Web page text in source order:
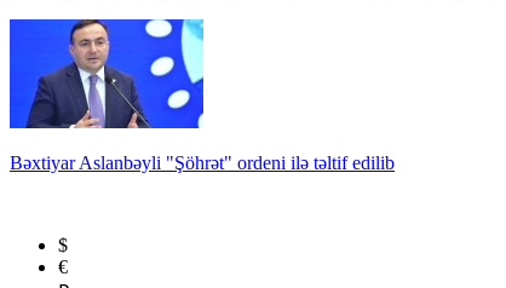
Bəxtiyar Aslanbəyli "Şöhrət" ordeni ilə təltif edilib
$
€